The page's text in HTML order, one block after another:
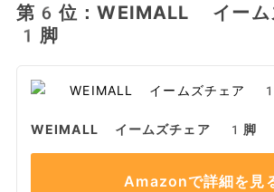
第6位：WEIMALL イーム
1脚
WEIMALL イームズチェア 1脚
Amazonで詳細を見